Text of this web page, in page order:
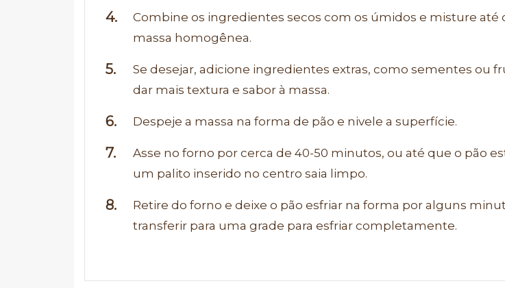
Combine os ingredientes secos com os úmidos e misture até
massa homogênea.
Se desejar, adicione ingredientes extras, como sementes ou
dar mais textura e sabor à massa.
Despeje a massa na forma de pão e nivele a superfície.
Asse no forno por cerca de 40-50 minutos, ou até que o pão
um palito inserido no centro saia limpo.
Retire do forno e deixe o pão esfriar na forma por alguns
transferir para uma grade para esfriar completamente.